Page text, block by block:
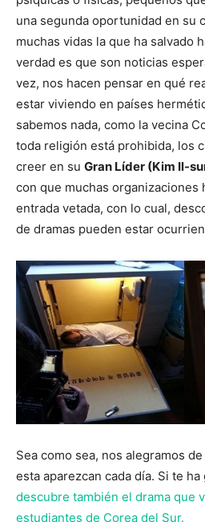
una segunda oportunidad en su
muchas vidas la que ha salvado
verdad es que son noticias
vez, nos hacen pensar en qué
estar viviendo en países
sabemos nada, como la vecina
toda religión está prohibida, los
creer en su Gran Líder (Kim Il-
con que muchas organizaciones
entrada vetada, con lo cual,
de dramas pueden estar
Sea como sea, nos alegramos
esta aparezcan cada día. Si te
descubre también el drama que
estudiantes de Corea del Sur.